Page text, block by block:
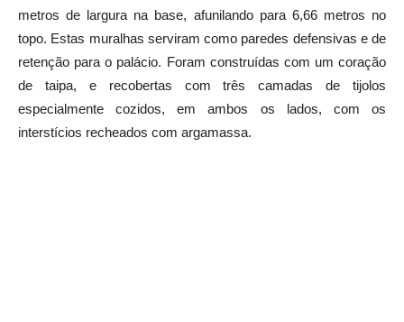
metros de largura na base, afunilando para 6,66 metros no
topo. Estas muralhas serviram como paredes defensivas e de
retenção para o palácio. Foram construídas com um coração
de taipa, e recobertas com três camadas de tijolos
especialmente cozidos, em ambos os lados, com os
interstícios recheados com argamassa.